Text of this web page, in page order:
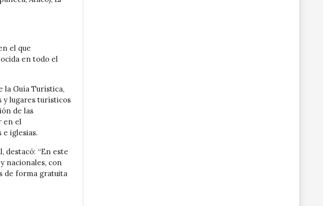
el que
en todo el
la Guía Turística,
y lugares turísticos
de las
en el
iglesias.
destacó: “En este
nacionales, con
de forma gratuita